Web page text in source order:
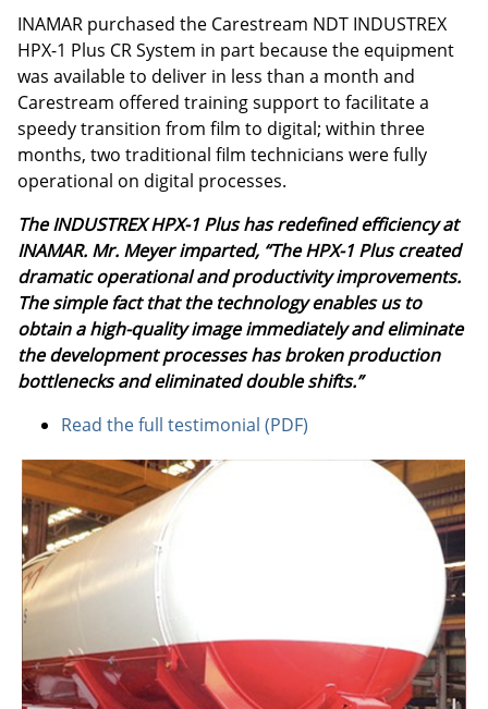
INAMAR purchased the Carestream NDT INDUSTREX
HPX-1 Plus CR System in part because the equipment
was available to deliver in less than a month and
Carestream offered training support to facilitate a
speedy transition from film to digital; within three
months, two traditional film technicians were fully
operational on digital processes.
The INDUSTREX HPX-1 Plus has redefined efficiency at
INAMAR. Mr. Meyer imparted, “The HPX-1 Plus created
dramatic operational and productivity improvements.
The simple fact that the technology enables us to
obtain a high-quality image immediately and eliminate
the development processes has broken production
bottlenecks and eliminated double shifts.”
Read the full testimonial (PDF)